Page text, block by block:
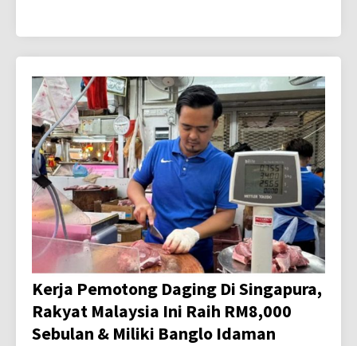
Kerja Pemotong Daging Di Singapura,
Rakyat Malaysia Ini Raih RM8,000
Sebulan & Miliki Banglo Idaman